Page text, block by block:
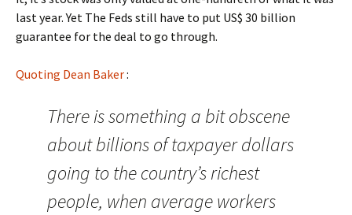
last year. Yet The Feds still have to put US$ 30 billion
guarantee for the deal to go through.
Quoting Dean Baker:
There is something a bit obscene
about billions of taxpayer dollars
going to the country’s richest
people, when average workers